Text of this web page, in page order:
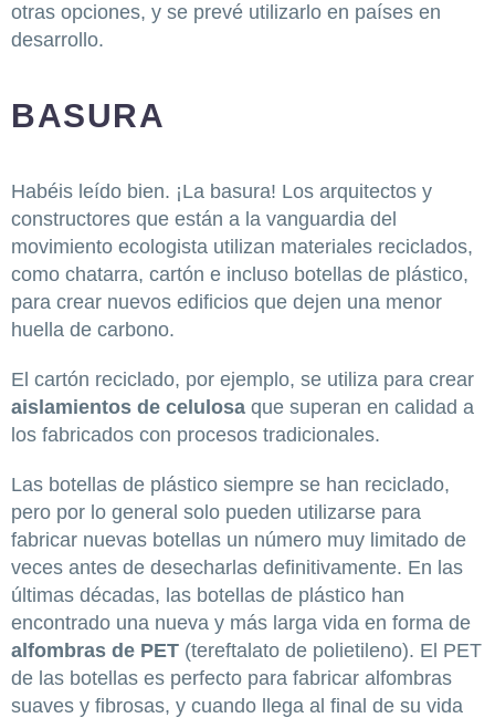
otras opciones, y se prevé utilizarlo en países en
desarrollo.
BASURA
Habéis leído bien. ¡La basura! Los arquitectos y
constructores que están a la vanguardia del
movimiento ecologista utilizan materiales reciclados,
como chatarra, cartón e incluso botellas de plástico,
para crear nuevos edificios que dejen una menor
huella de carbono.
El cartón reciclado, por ejemplo, se utiliza para crear
aislamientos de celulosa que superan en calidad a
los fabricados con procesos tradicionales.
Las botellas de plástico siempre se han reciclado,
pero por lo general solo pueden utilizarse para
fabricar nuevas botellas un número muy limitado de
veces antes de desecharlas definitivamente. En las
últimas décadas, las botellas de plástico han
encontrado una nueva y más larga vida en forma de
alfombras de PET (tereftalato de polietileno). El PET
de las botellas es perfecto para fabricar alfombras
suaves y fibrosas, y cuando llega al final de su vida